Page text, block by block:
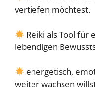
vertiefen möchtest.
Reiki als Tool für
lebendigen
energetisch,
weiter wachsen